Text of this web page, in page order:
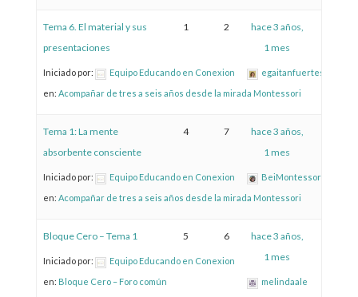
Tema 6. El material y sus
presentaciones
Iniciado por:
Equipo Educando en Conexion
en: Acompañar de tres a seis años desde la mirada Montessori
1 2
hace 3 años,
1 mes
egaitanfuertes
Tema 1: La mente
absorbente consciente
Iniciado por:
Equipo Educando en Conexion
en: Acompañar de tres a seis años desde la mirada Montessori
4 7
hace 3 años,
1 mes
BeiMontessorizate
Bloque Cero – Tema 1
Iniciado por:
Equipo Educando en Conexion
en: Bloque Cero – Foro común
5 6
hace 3 años,
1 mes
melindaale